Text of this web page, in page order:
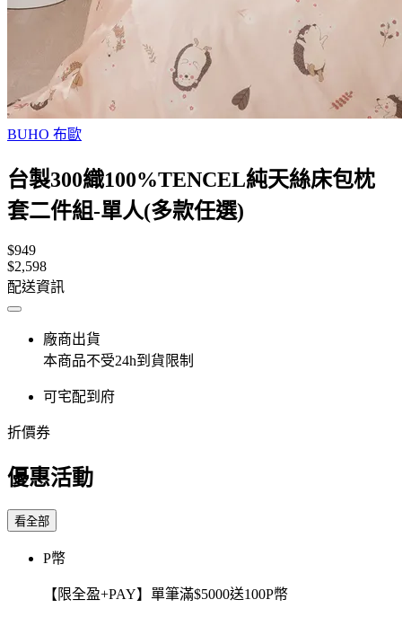
BUHO 布歐
台製300織100%TENCEL純天絲床包枕
套二件組-單人(多款任選)
$949
$2,598
配送資訊
廠商出貨
本商品不受24h到貨限制
可宅配到府
折價券
優惠活動
看全部
P幣
【限全盈+PAY】單筆滿$5000送100P幣